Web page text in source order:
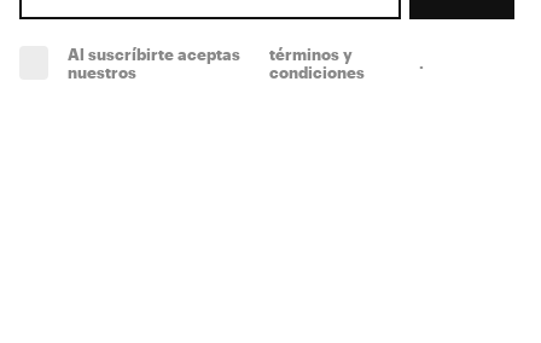
Al suscríbirte aceptas
nuestros
términos y
condiciones
.